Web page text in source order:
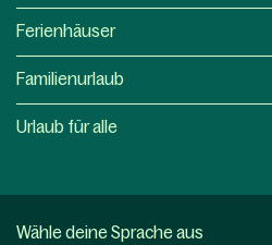
Ferienhäuser
Familienurlaub
Urlaub für alle
Wähle deine Sprache aus